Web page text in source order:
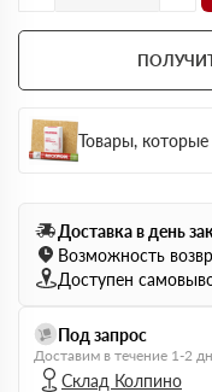
Товары,
Доставка в день
Возможность
Доступен
Под запрос
Доставим в течение 1-2
Склад Колпино